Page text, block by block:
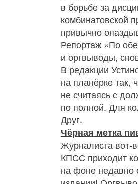
в борьбе за
комбинатовской
привычно
Репортаж «По
и оргвыводы,
В редакции
на планёрке так,
не считаясь с
по полной. Для
Друг.
Чёрная метка
Журналиста
КПСС приходит
на фоне недавно